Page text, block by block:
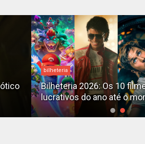
Destaques
X-Men no MCU: Marvel já
filmes além do reboot